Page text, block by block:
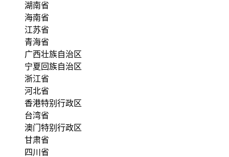
湖南省
海南省
江苏省
青海省
广西壮族自治区
宁夏回族自治区
浙江省
河北省
香港特别行政区
台湾省
澳门特别行政区
甘肃省
四川省